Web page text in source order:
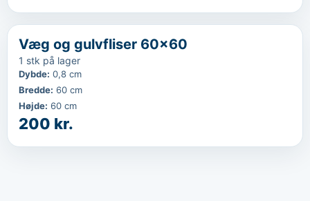
‹
Væg og gulvfliser 60x60
1 stk på lager
Dybde: 0,8 cm
Bredde: 60 cm
Højde: 60 cm
200 kr.